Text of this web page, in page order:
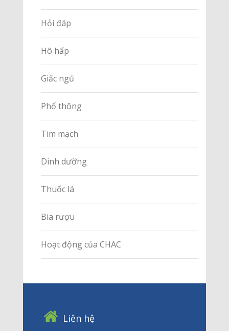
Hỏi đáp
Hô hấp
Giấc ngủ
Phổ thông
Tim mạch
Dinh dưỡng
Thuốc lá
Bia rượu
Hoạt động của CHAC
Liên hệ